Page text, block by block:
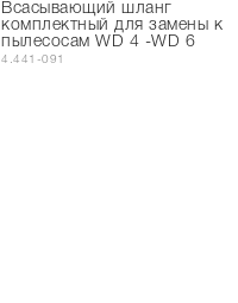
Всасывающий шланг
комплектный для замены к
пылесосам WD 4 -WD 6
4.441-091